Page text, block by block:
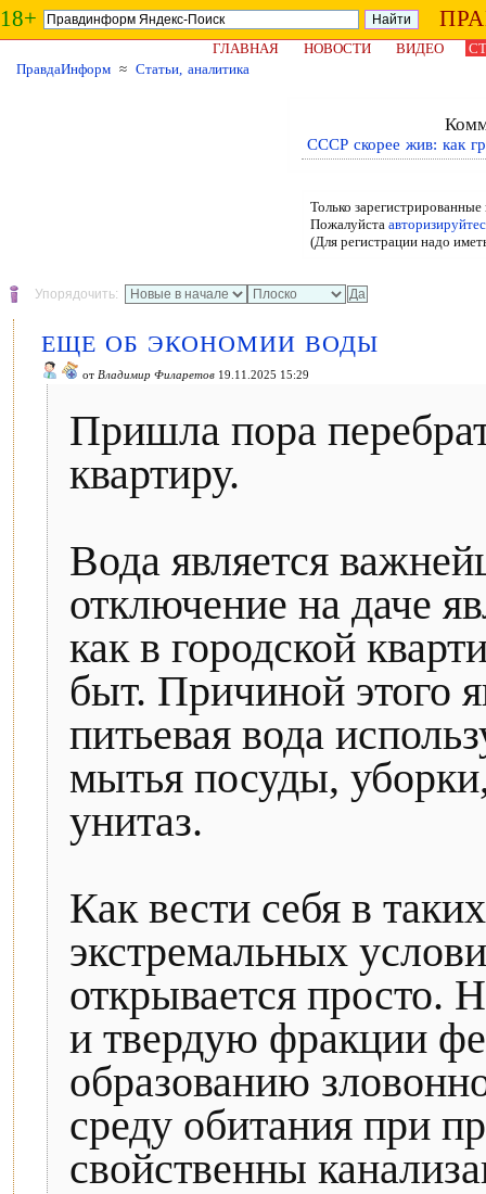
18+
ГЛАВНАЯ НОВОСТИ ВИДЕО
ПравдаИнформ ≈ Статьи, аналитика
СССР скорее жив: как
Только
Пожалуйста
(Для регистрации надо
Упорядочить:
ЕЩЕ ОБ ЭКОНОМИИ ВОДЫ
от Владимир Филаретов 19.11.2025 15:29
Пришла пора
квартиру.
Вода является
отключение на даче
как в городской
быт. Причиной этого
питьевая вода
мытья посуды,
унитаз.
Как вести себя в
экстремальных
открывается просто.
и твердую фракции
образованию
среду обитания при
свойственны